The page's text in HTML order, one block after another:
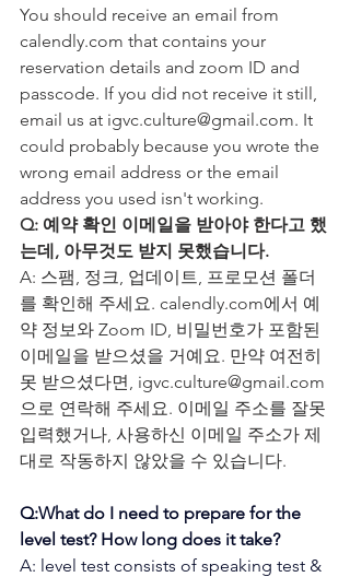
You should receive an email from
calendly.com that contains your
reservation details and zoom ID and
passcode. If you did not receive it still,
email us at igvc.culture@gmail.com. It
could probably because you wrote the
wrong email address or the email
address you used isn't working.
Q: 예약 확인 이메일을 받아야 한다고 했
는데, 아무것도 받지 못했습니다.
A: 스팸, 정크, 업데이트, 프로모션 폴더
를 확인해 주세요. calendly.com에서 예
약 정보와 Zoom ID, 비밀번호가 포함된
이메일을 받으셨을 거예요. 만약 여전히
못 받으셨다면, igvc.culture@gmail.com
으로 연락해 주세요. 이메일 주소를 잘못
입력했거나, 사용하신 이메일 주소가 제
대로 작동하지 않았을 수 있습니다.
Q:What do I need to prepare for the
level test? How long does it take?
A: level test consists of speaking test &